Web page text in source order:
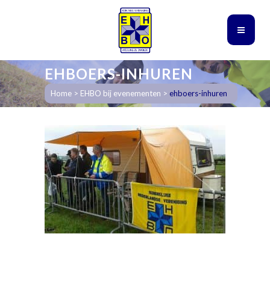
EHBOERS-INHUREN
Home > EHBO bij evenementen > ehboers-inhuren